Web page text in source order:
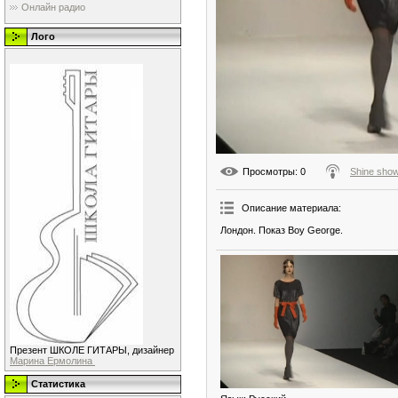
Онлайн радио
Лого
Презент ШКОЛЕ ГИТАРЫ, дизайнер
Марина Ермолина
Статистика
Просмотры: 0 Shine
Описание материала:
Лондон. Показ Boy George.